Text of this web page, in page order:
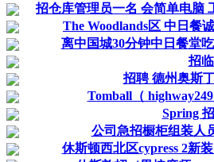
招仓库管理员一名 会简单电脑
The Woodlands区 中日餐
离中国城30分钟中日餐堂
招
招聘 德州奥斯
Tomball（
Spring
公司急招橱柜组装人
休斯顿西北区cypress 2新